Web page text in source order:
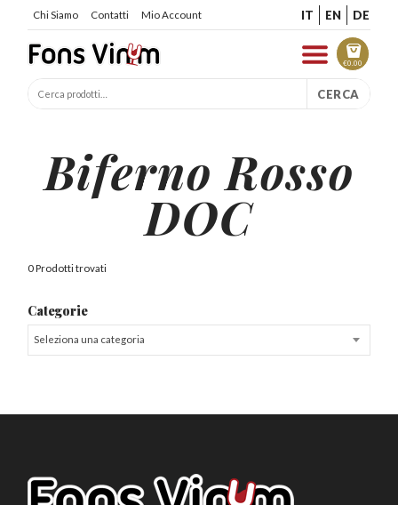
Chi Siamo Contatti Mio Account IT EN DE
€0.00
CERCA
Biferno Rosso
DOC
0 Prodotti trovati
Categorie
Seleziona una categoria